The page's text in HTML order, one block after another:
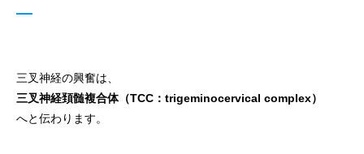
―
三叉神経の興奮は、
三叉神経頚髄複合体（TCC：trigeminocervical complex）
へと伝わります。